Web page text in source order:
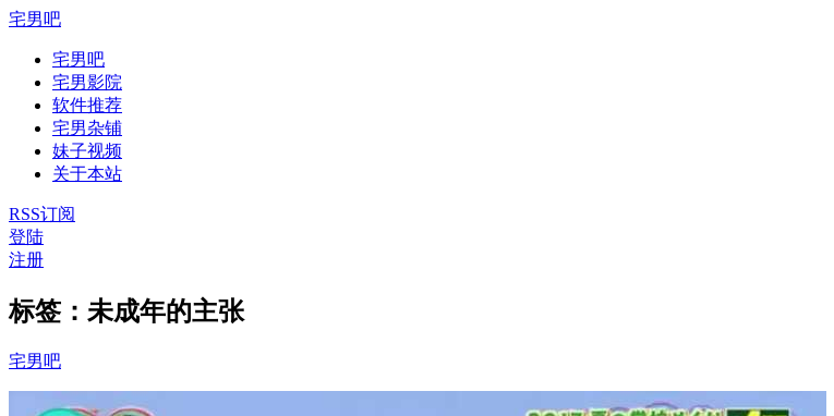
宅男吧
宅男吧
宅男影院
软件推荐
宅男杂铺
妹子视频
关于本站
RSS订阅
登陆
注册
标签：未成年的主张
宅男吧